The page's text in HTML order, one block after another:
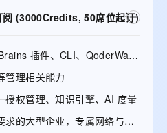
(3000Credits, 50席位起订)
适用于：Desktop、JetBrains 插件、CLI、QoderWake、Mobile
管理相关能力
授权管理、知识引擎、AI 度量
面向对数据隔离有极致要求的大型企业，专属网络与实例